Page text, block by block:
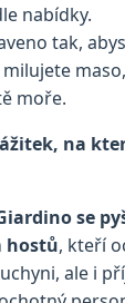
nabídky.
tak,
milujete
moře.
na
se
hostů, kteří
ale i